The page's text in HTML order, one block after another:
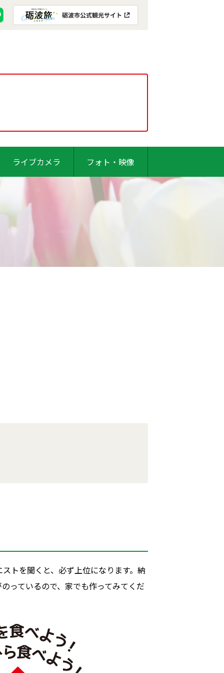
ライブカメラ フォト・映像
トを聞くと、必ず上位になります。納
っているので、家でも作ってみてくだ